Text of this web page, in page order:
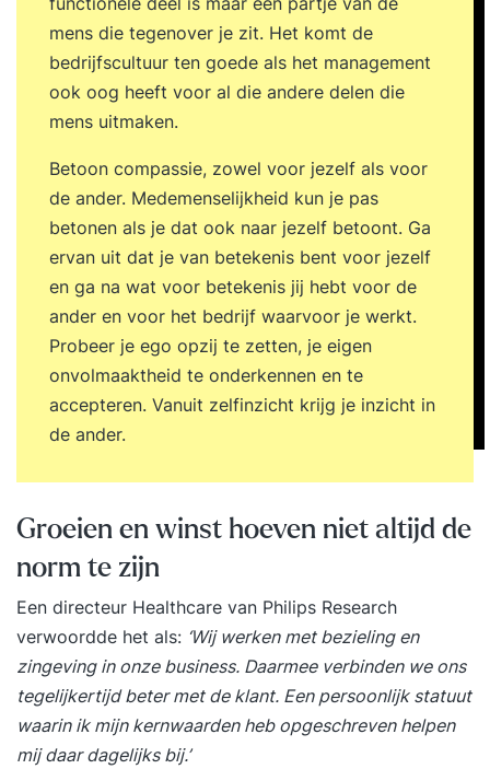
mens die tegenover je zit. Het komt de
bedrijfscultuur ten goede als het management
ook oog heeft voor al die andere delen die
mens uitmaken.
Betoon compassie, zowel voor jezelf als voor
de ander. Medemenselijkheid kun je pas
betonen als je dat ook naar jezelf betoont. Ga
ervan uit dat je van betekenis bent voor jezelf
en ga na wat voor betekenis jij hebt voor de
ander en voor het bedrijf waarvoor je werkt.
Probeer je ego opzij te zetten, je eigen
onvolmaaktheid te onderkennen en te
accepteren. Vanuit zelfinzicht krijg je inzicht in
de ander.
Groeien en winst hoeven niet altijd de
norm te zijn
Een directeur Healthcare van Philips Research
verwoordde het als: ‘Wij werken met bezieling en
zingeving in onze business. Daarmee verbinden we ons
tegelijkertijd beter met de klant. Een persoonlijk statuut
waarin ik mijn kernwaarden heb opgeschreven helpen
mij daar dagelijks bij.’